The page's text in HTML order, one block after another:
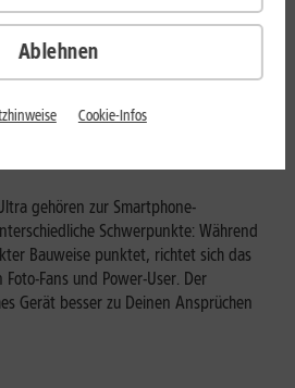
17 Ultra: Für
gehören zur Smartphone-
Schwerpunkte: Während
Bauweise punktet, richtet sich das
Fans und Power-User. Der
Gerät besser zu Deinen Ansprüchen
Ablehnen
Cookie-Infos